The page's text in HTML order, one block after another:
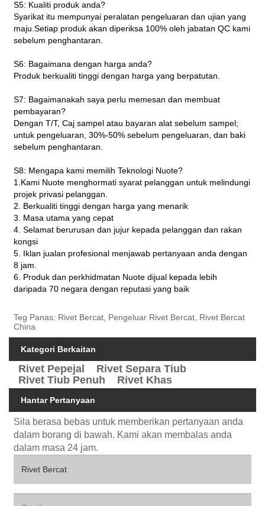
S5: Kualiti produk anda?
Syarikat itu mempunyai peralatan pengeluaran dan ujian yang
maju.Setiap produk akan diperiksa 100% oleh jabatan QC kami
sebelum penghantaran.
S6: Bagaimana dengan harga anda?
Produk berkualiti tinggi dengan harga yang berpatutan.
S7: Bagaimanakah saya perlu memesan dan membuat
pembayaran?
Dengan T/T, Caj sampel atau bayaran alat sebelum sampel;
untuk pengeluaran, 30%-50% sebelum pengeluaran, dan baki
sebelum penghantaran.
S8: Mengapa kami memilih Teknologi Nuote?
1.Kami Nuote menghormati syarat pelanggan untuk melindungi
projek privasi pelanggan.
2. Berkualiti tinggi dengan harga yang menarik
3. Masa utama yang cepat
4. Selamat berurusan dan jujur ​​kepada pelanggan dan rakan
kongsi
5. Iklan jualan profesional menjawab pertanyaan anda dengan
8 jam.
6. Produk dan perkhidmatan Nuote dijual kepada lebih
daripada 70 negara dengan reputasi yang baik
Teg Panas: Rivet Bercat, Pengeluar Rivet Bercat, Rivet Bercat
China
Kategori Berkaitan
Rivet Pepejal
Rivet Separa Tiub
Rivet Tiub Penuh
Rivet Khas
Hantar Pertanyaan
Sila berasa bebas untuk memberikan pertanyaan anda
dalam borang di bawah. Kami akan membalas anda
dalam masa 24 jam.